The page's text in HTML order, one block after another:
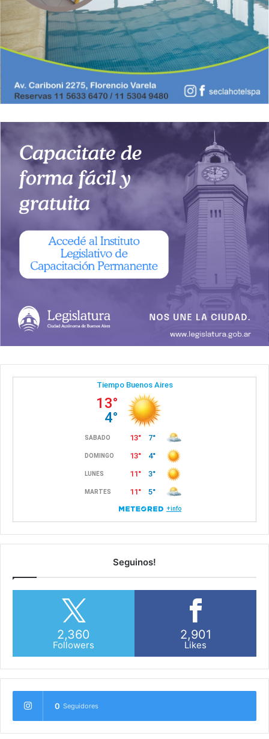
Seguinos!
2,360
Followers
2,901
Likes
0 Seguidores